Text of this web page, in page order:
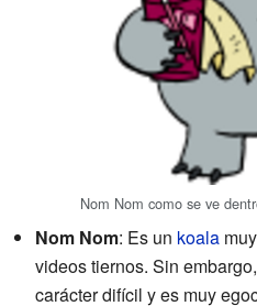
Nom Nom como se ve
Nom Nom: Es un koala
videos tiernos. Sin
carácter difícil y es muy